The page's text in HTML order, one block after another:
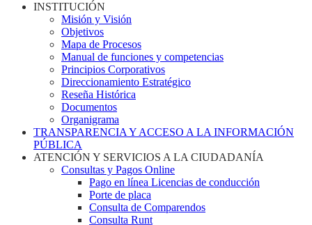
INSTITUCIÓN
Misión y Visión
Objetivos
Mapa de Procesos
Manual de funciones y competencias
Principios Corporativos
Direccionamiento Estratégico
Reseña Histórica
Documentos
Organigrama
TRANSPARENCIA Y ACCESO A LA INFORMACIÓN
PÚBLICA
ATENCIÓN Y SERVICIOS A LA CIUDADANÍA
Consultas y Pagos Online
Pago en línea Licencias de conducción
Porte de placa
Consulta de Comparendos
Consulta Runt